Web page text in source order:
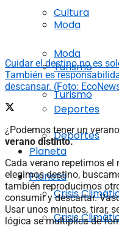
Moda
Turismo
Deportes
Planeta
Crisis
Cultura
Moda
Turismo
Deportes
Planeta
Crisis
Cuidar el destino no es
También es
descansar. (Foto:
¿Podemos tener un
verano distinto.
Cada verano repetimos
elegimos destino,
también reproducimos
consumir y descartar.
Usar unos minutos, tirar,
lógica se multiplica de